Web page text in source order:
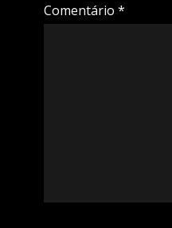
Comentário *